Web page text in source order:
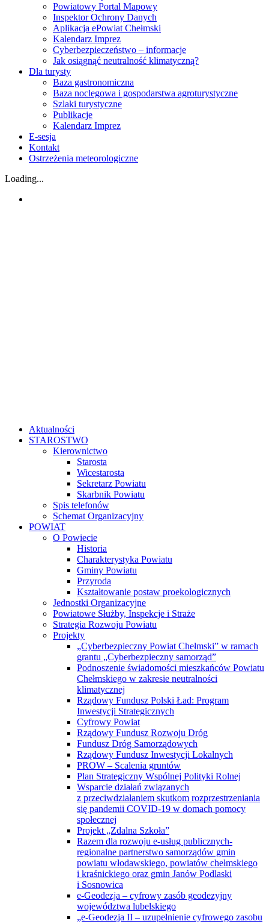
Powiatowy Portal Mapowy
Inspektor Ochrony Danych
Aplikacja ePowiat Chełmski
Kalendarz Imprez
Cyberbezpieczeństwo – informacje
Jak osiągnąć neutralność klimatyczną?
Dla turysty
Baza gastronomiczna
Baza noclegowa i gospodarstwa agroturystyczne
Szlaki turystyczne
Publikacje
Kalendarz Imprez
E-sesja
Kontakt
Ostrzeżenia meteorologiczne
Loading...
Aktualności
STAROSTWO
Kierownictwo
Starosta
Wicestarosta
Sekretarz Powiatu
Skarbnik Powiatu
Spis telefonów
Schemat Organizacyjny
POWIAT
O Powiecie
Historia
Charakterystyka Powiatu
Gminy Powiatu
Przyroda
Kształtowanie postaw proekologicznych
Jednostki Organizacyjne
Powiatowe Służby, Inspekcje i Straże
Strategia Rozwoju Powiatu
Projekty
„Cyberbezpieczny Powiat Chełmski” w ramach
grantu „Cyberbezpieczny samorząd”
Podnoszenie świadomości mieszkańców Powiatu
Chełmskiego w zakresie neutralności
klimatycznej
Rządowy Fundusz Polski Ład: Program
Inwestycji Strategicznych
Cyfrowy Powiat
Rządowy Fundusz Rozwoju Dróg
Fundusz Dróg Samorządowych
Rządowy Fundusz Inwestycji Lokalnych
PROW – Scalenia gruntów
Plan Strategiczny Wspólnej Polityki Rolnej
Wsparcie działań związanych
z przeciwdziałaniem skutkom rozprzestrzeniania
się pandemii COVID-19 w domach pomocy
społecznej
Projekt „Zdalna Szkoła”
Razem dla rozwoju e-usług publicznych-
regionalne partnerstwo samorządów gmin
powiatu włodawskiego, powiatów chełmskiego
i kraśnickiego oraz gmin Janów Podlaski
i Sosnowica
e-Geodezja – cyfrowy zasób geodezyjny
województwa lubelskiego
„e-Geodezja II – uzupełnienie cyfrowego zasobu